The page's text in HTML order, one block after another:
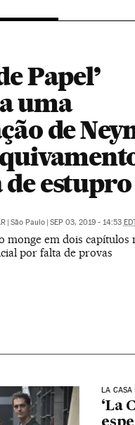
Papel’
uma
de
estupro
| São Paulo | SEP 03, 2019 - 14:53
monge em dois capítulos
por falta de provas
LA CASA
‘La